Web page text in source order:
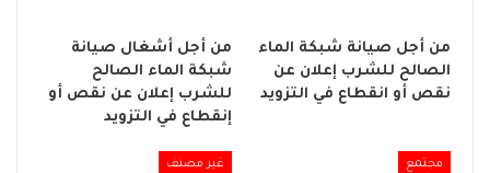
من أجل صيانة شبكة الماء
الصالح للشرب إعلان عن
نقص أو انقطاع في التزويد
من أجل أشغال صيانة
شبكة الماء الصالح
للشرب إعلان عن نقص أو
إنقطاع في التزويد
مجتمع غير مصنف